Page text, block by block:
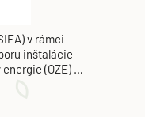
v rámci
inštalácie
(OZE) už
ako 40